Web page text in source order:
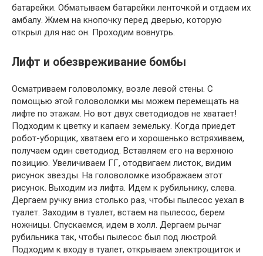
батарейки. Обматываем батарейки ленточкой и отдаем их
амбалу. Жмем на кнопочку перед дверью, которую
открыл для нас он. Проходим вовнутрь.
Лифт и обезвреживание бомбы
Осматриваем головоломку, возле левой стены. С
помощью этой головоломки мы можем перемещать на
лифте по этажам. Но вот двух светодиодов не хватает!
Подходим к цветку и капаем земельку. Когда приедет
робот-уборщик, хватаем его и хорошенько встряхиваем,
получаем один светодиод. Вставляем его на верхнюю
позицию. Увеличиваем ГГ, отодвигаем листок, видим
рисунок звезды. На головоломке изображаем этот
рисунок. Выходим из лифта. Идем к рубильнику, слева.
Дергаем ручку вниз столько раз, чтобы пылесос уехал в
туалет. Заходим в туалет, встаем на пылесос, берем
ножницы. Спускаемся, идем в холл. Дергаем рычаг
рубильника так, чтобы пылесос был под люстрой.
Подходим к входу в туалет, открываем электрощиток и